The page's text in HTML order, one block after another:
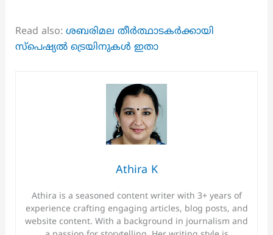
Read also: ശബരിമല തീർത്ഥാടകർക്കായി
സ്പെഷ്യൽ ട്രെയിനുകൾ ഇതാ
Athira K
Athira is a seasoned content writer with 3+ years of
experience crafting engaging articles, blog posts, and
website content. With a background in journalism and